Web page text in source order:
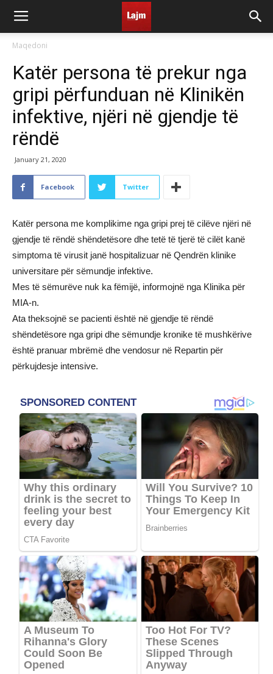
Maqedoni
Katër persona të prekur nga
gripi përfunduan në Klinikën
infektive, njëri në gjendje të
rëndë
January 21, 2020
Facebook Twitter
Katër persona me komplikime nga gripi prej të cilëve njëri në
gjendje të rëndë shëndetësore dhe tetë të tjerë të cilët kanë
simptoma të virusit janë hospitalizuar në Qendrën klinike
universitare për sëmundje infektive.
Mes të sëmurëve nuk ka fëmijë, informojnë nga Klinika për
MIA-n.
Ata theksojnë se pacienti është në gjendje të rëndë
shëndetësore nga gripi dhe sëmundje kronike të mushkërive
është pranuar mbrëmë dhe vendosur në Repartin për
përkujdesje intensive.